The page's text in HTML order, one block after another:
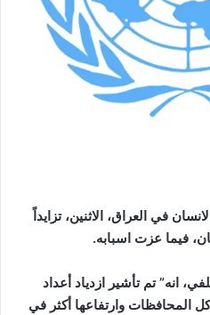
في العراق، الاثنين، تزايداً
فيما عزت اسبابه.
انه” تم تأشير ازدياد أعداد
المحافظات وارتفاعها أكثر في